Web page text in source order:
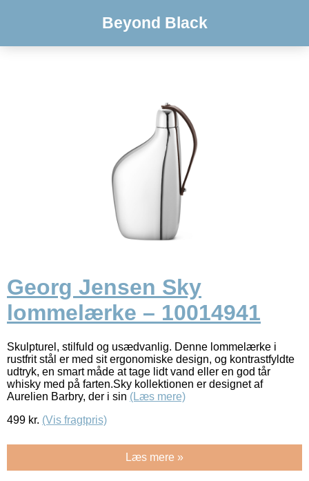
Beyond Black
Georg Jensen Sky
lommelærke – 10014941
Skulpturel, stilfuld og usædvanlig. Denne lommelærke i
rustfrit stål er med sit ergonomiske design, og kontrastfyldte
udtryk, en smart måde at tage lidt vand eller en god tår
whisky med på farten.Sky kollektionen er designet af
Aurelien Barbry, der i sin (Læs mere)
499 kr. (Vis fragtpris)
Læs mere »